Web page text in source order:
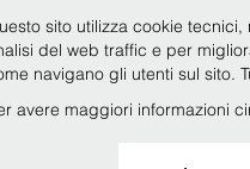
svalutazione è stata
che hanno
sito utilizza cookie
del web traffic e per
navigano gli utenti sul sito.
avere maggiori informazioni